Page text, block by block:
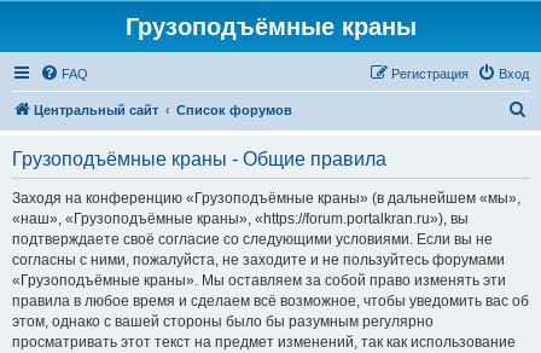
Грузоподъёмные краны
FAQ Вход
Регистрация
Центральный сайт Список форумов
Грузоподъёмные краны - Общие правила
Заходя на конференцию «Грузоподъёмные краны» (в дальнейшем «мы»,
«наш», «Грузоподъёмные краны», «https://forum.portalkran.ru»), вы
подтверждаете своё согласие со следующими условиями. Если вы не
согласны с ними, пожалуйста, не заходите и не пользуйтесь форумами
«Грузоподъёмные краны». Мы оставляем за собой право изменять эти
правила в любое время и сделаем всё возможное, чтобы уведомить вас об
этом, однако с вашей стороны было бы разумным регулярно
просматривать этот текст на предмет изменений, так как использование